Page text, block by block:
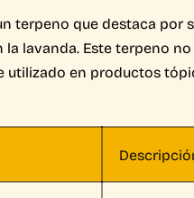
terpeno que destaca
la lavanda. Este terpeno
utilizado en productos